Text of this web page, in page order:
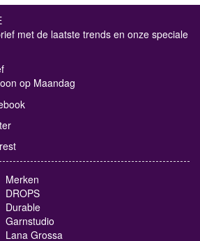
met de laatste trends en onze speciale
op Maandag
Merken
DROPS
Durable
Garnstudio
Lana Grossa